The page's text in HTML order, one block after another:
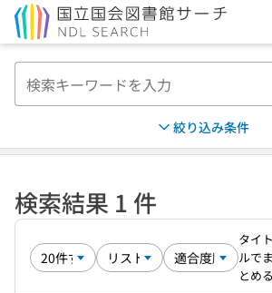
絞り込み条件
検索結果 1 件
タイト
ルでま
とめる